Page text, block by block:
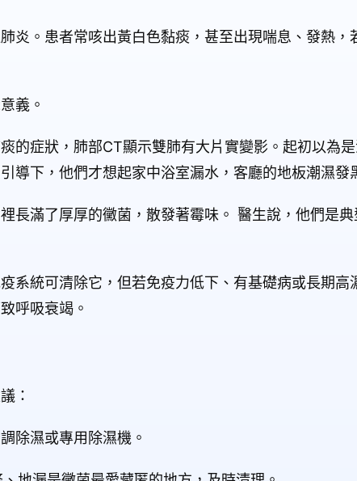
炎。患者常咳出黃白色黏痰，甚至出現喘息、發熱，
義。
的症狀，肺部CT顯示雙肺有大片實變影。起初以為
導下，他們才想起家中浴室漏水，客廳的地板潮濕發
長滿了厚厚的黴菌，散發著霉味。 醫生說，他們是
系統可清除它，但若免疫力低下、有基礎病或長期高
呼吸衰竭。
：
除濕或專用除濕機。